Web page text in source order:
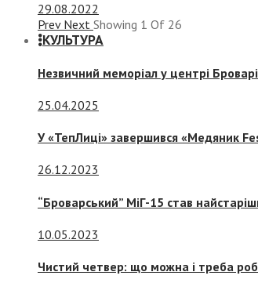
29.08.2022
Prev Next Showing 1 Of 26
КУЛЬТУРА
Незвичний меморіал у центрі
25.04.2025
У «ТепЛиці» завершився «Медяник
26.12.2023
“Броварський” МіГ-15 став
10.05.2023
Чистий четвер: що можна і треба